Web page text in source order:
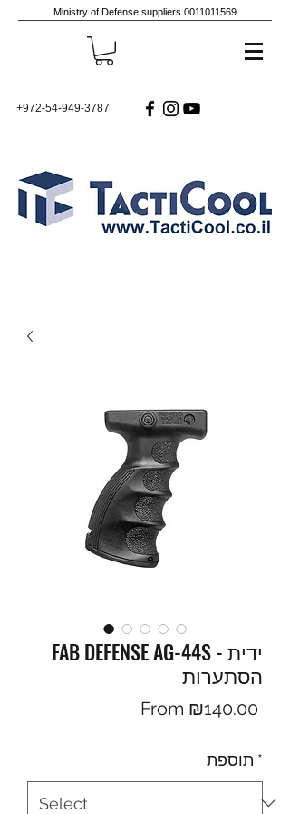
Ministry of Defense suppliers 0011011569
+972-54-949-3787
FAB DEFENSE AG-44S - ידית
הסתערות
From ₪140.00Sale
תוספת *